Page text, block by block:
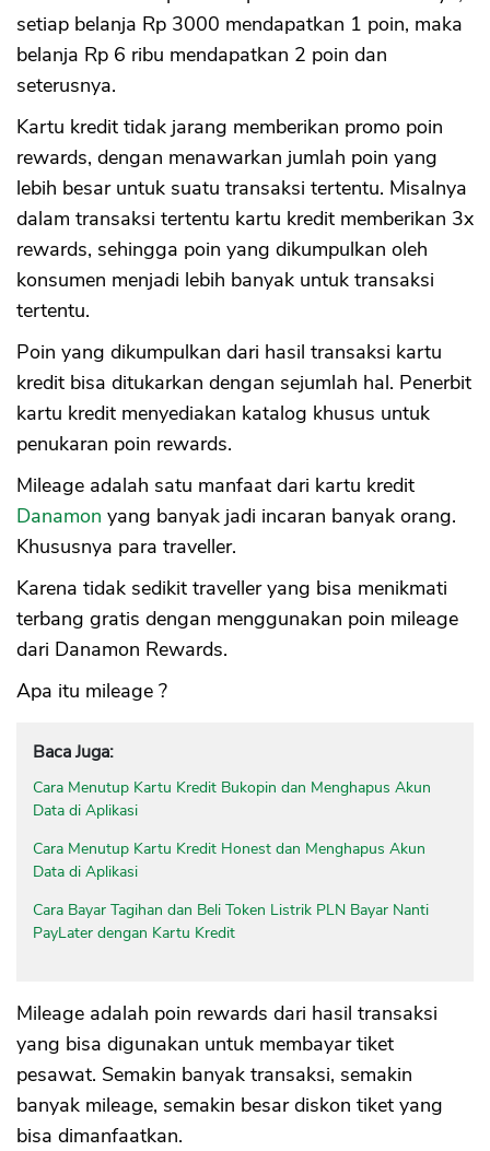
setiap belanja Rp 3000 mendapatkan 1 poin, maka
belanja Rp 6 ribu mendapatkan 2 poin dan
seterusnya.
Kartu kredit tidak jarang memberikan promo poin
rewards, dengan menawarkan jumlah poin yang
lebih besar untuk suatu transaksi tertentu. Misalnya
dalam transaksi tertentu kartu kredit memberikan 3x
rewards, sehingga poin yang dikumpulkan oleh
konsumen menjadi lebih banyak untuk transaksi
tertentu.
Poin yang dikumpulkan dari hasil transaksi kartu
kredit bisa ditukarkan dengan sejumlah hal. Penerbit
kartu kredit menyediakan katalog khusus untuk
penukaran poin rewards.
Mileage adalah satu manfaat dari kartu kredit
Danamon yang banyak jadi incaran banyak orang.
Khususnya para traveller.
Karena tidak sedikit traveller yang bisa menikmati
terbang gratis dengan menggunakan poin mileage
dari Danamon Rewards.
Apa itu mileage ?
Baca Juga:
Cara Menutup Kartu Kredit Bukopin dan Menghapus Akun
Data di Aplikasi
Cara Menutup Kartu Kredit Honest dan Menghapus Akun
Data di Aplikasi
Cara Bayar Tagihan dan Beli Token Listrik PLN Bayar Nanti
PayLater dengan Kartu Kredit
Mileage adalah poin rewards dari hasil transaksi
yang bisa digunakan untuk membayar tiket
pesawat. Semakin banyak transaksi, semakin
banyak mileage, semakin besar diskon tiket yang
bisa dimanfaatkan.